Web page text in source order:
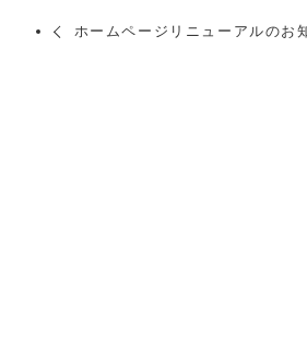
ホームページリニューアルのお